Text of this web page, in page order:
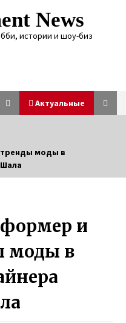
News
истории и шоу-биз
Актуальные
увидела в списке
Воронина, которую
рассказала о
Бонякивская
с многочисленными
ее
моды в
и
моды в